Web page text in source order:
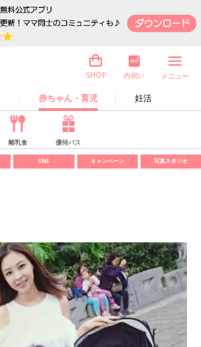
赤ちゃん・育児 妊活
SHOP 内祝い メニュー
離乳食 優待パス
SNS キャンペーン 写真スタジオ